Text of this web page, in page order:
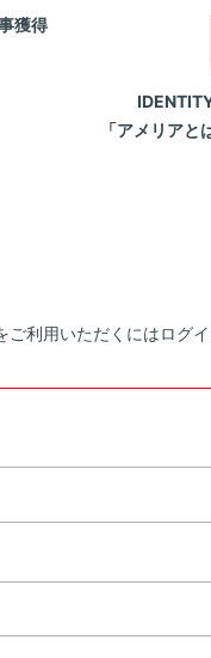
獲得
「アメリアと
ご利用いただくにはログ